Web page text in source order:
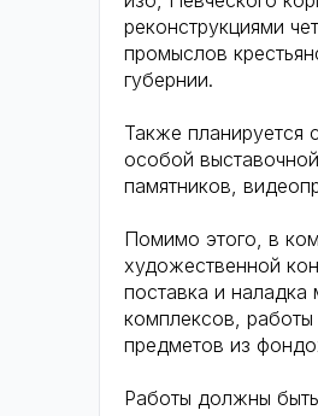
реконструкциями
промыслов
губернии.
Также планируется
особой
памятников,
Помимо этого, в
художественной
поставка и наладка
комплексов,
предметов из
Работы должны